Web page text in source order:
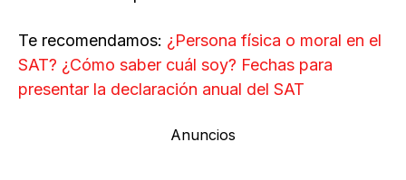
Te recomendamos: ¿Persona física o moral en el
SAT? ¿Cómo saber cuál soy? Fechas para
presentar la declaración anual del SAT
Anuncios